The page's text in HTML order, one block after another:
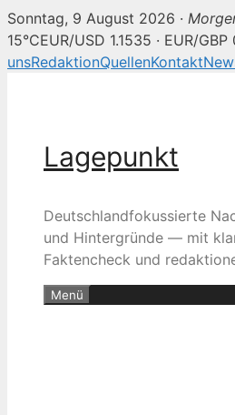
Sonntag, 9 August 2026 ·
15°CEUR/USD 1.1535 · EUR/
unsRedaktionQuellenKontakt
Lagepunkt
Deutschlandfokussierte
und Hintergründe — mit
Faktencheck und
Menü